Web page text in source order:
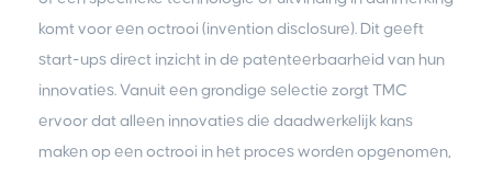
komt voor een octrooi (invention disclosure). Dit geeft
start-ups direct inzicht in de patenteerbaarheid van hun
innovaties. Vanuit een grondige selectie zorgt TMC
ervoor dat alleen innovaties die daadwerkelijk kans
maken op een octrooi in het proces worden opgenomen,